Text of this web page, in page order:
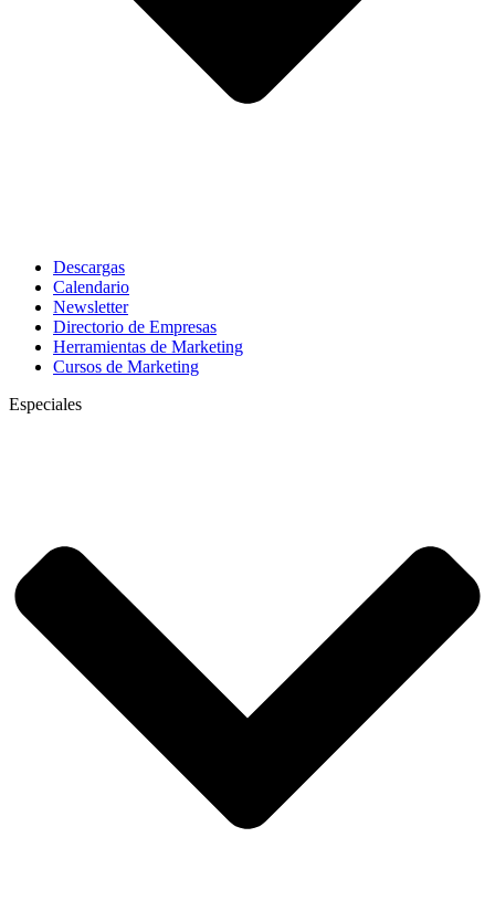
Descargas
Calendario
Newsletter
Directorio de Empresas
Herramientas de Marketing
Cursos de Marketing
Especiales